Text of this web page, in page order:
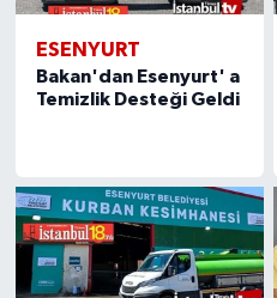
ESENYURT
Bakan'dan Esenyurt' a
Temizlik Desteği Geldi